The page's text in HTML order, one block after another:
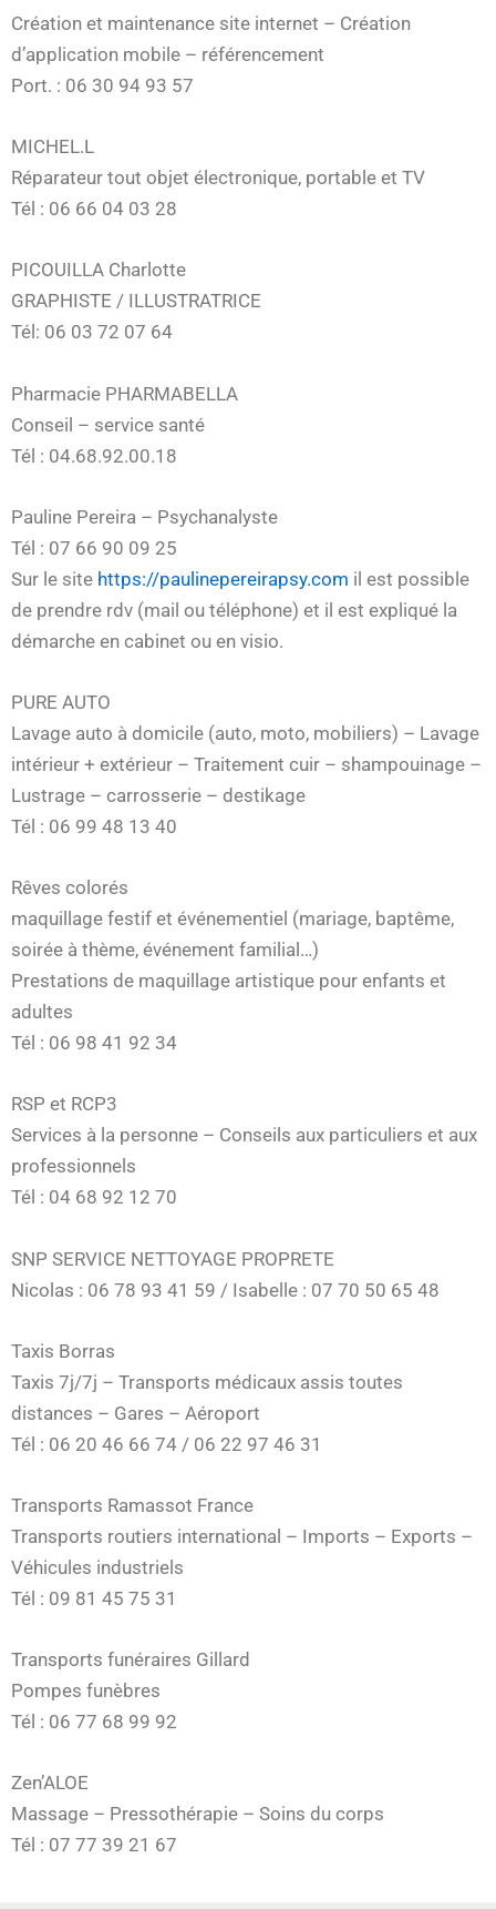
Création et maintenance site internet – Création
d’application mobile – référencement
Port. : 06 30 94 93 57
MICHEL.L
Réparateur tout objet électronique, portable et TV
Tél : 06 66 04 03 28
PICOUILLA Charlotte
GRAPHISTE / ILLUSTRATRICE
Tél: 06 03 72 07 64
Pharmacie PHARMABELLA
Conseil – service santé
Tél : 04.68.92.00.18
Pauline Pereira – Psychanalyste
Tél : 07 66 90 09 25
Sur le site https://paulinepereirapsy.com il est possible
de prendre rdv (mail ou téléphone) et il est expliqué la
démarche en cabinet ou en visio.
PURE AUTO
Lavage auto à domicile (auto, moto, mobiliers) – Lavage
intérieur + extérieur – Traitement cuir – shampouinage –
Lustrage – carrosserie – destikage
Tél : 06 99 48 13 40
Rêves colorés
maquillage festif et événementiel (mariage, baptême,
soirée à thème, événement familial…)
Prestations de maquillage artistique pour enfants et
adultes
Tél : 06 98 41 92 34
RSP et RCP3
Services à la personne – Conseils aux particuliers et aux
professionnels
Tél : 04 68 92 12 70
SNP SERVICE NETTOYAGE PROPRETE
Nicolas : 06 78 93 41 59 / Isabelle : 07 70 50 65 48
Taxis Borras
Taxis 7j/7j – Transports médicaux assis toutes
distances – Gares – Aéroport
Tél : 06 20 46 66 74 / 06 22 97 46 31
Transports Ramassot France
Transports routiers international – Imports – Exports –
Véhicules industriels
Tél : 09 81 45 75 31
Transports funéraires Gillard
Pompes funèbres
Tél : 06 77 68 99 92
Zen’ALOE
Massage – Pressothérapie – Soins du corps
Tél : 07 77 39 21 67